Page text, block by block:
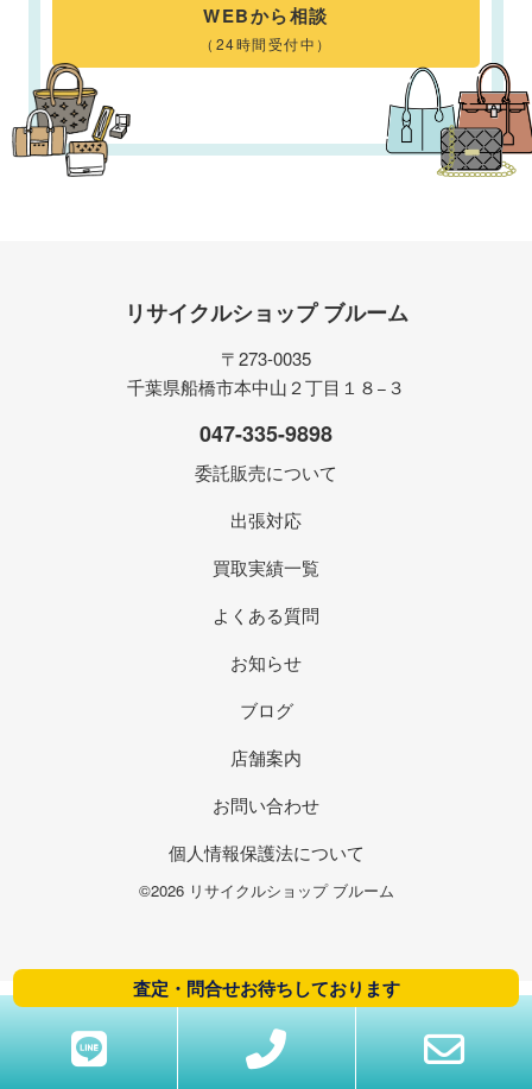
WEBから相談
（24時間受付中）
リサイクルショップ ブルーム
〒273-0035
千葉県船橋市本中山２丁目１８−３
047-335-9898
委託販売について
出張対応
買取実績一覧
よくある質問
お知らせ
ブログ
店舗案内
お問い合わせ
個人情報保護法について
©2026 リサイクルショップ ブルーム
査定・問合せお待ちしております